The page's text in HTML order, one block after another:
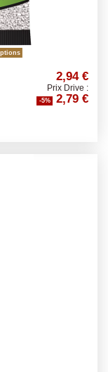
2,94 €
Prix Drive :
-5% 2,79 €